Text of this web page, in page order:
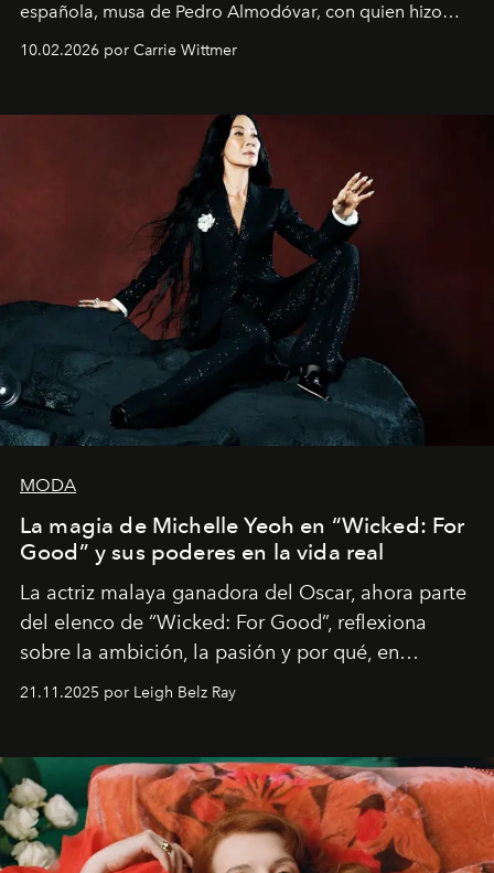
española, musa de Pedro Almodóvar, con quien hizo
Barcelona", ha dividido su tiempo entre Europa y
dirigida por Maggie Gyllenhaal.
10.02.2026 por Carrie Wittmer
MODA
La magia de Michelle Yeoh en “Wicked: For
Good” y sus poderes en la vida real
La actriz malaya ganadora del Oscar, ahora parte
del elenco de “Wicked: For Good”, reflexiona
sobre la ambición, la pasión y por qué, en
ocasiones, la introspección puede esperar. “Es
importa si no lo entienden’”, confiesa.
21.11.2025 por Leigh Belz Ray